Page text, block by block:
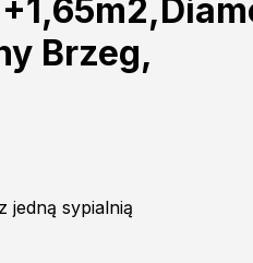
Brzeg,
jedną sypialnią